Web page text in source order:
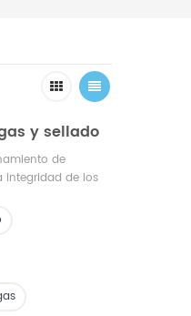
y sellado
de
integridad de los
y laminado.
Tiene
cumplen con
ofrece accesorios